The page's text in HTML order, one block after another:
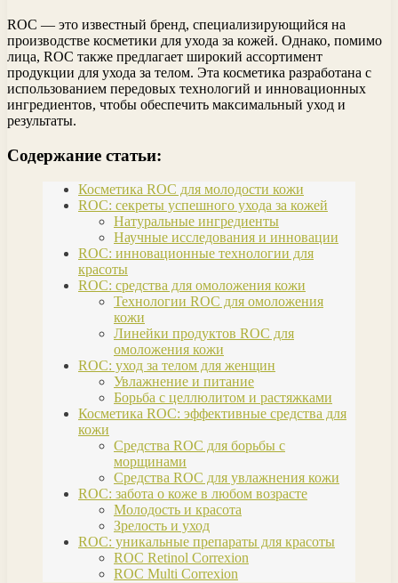
ROC — это известный бренд, специализирующийся на
производстве косметики для ухода за кожей. Однако, помимо
лица, ROC также предлагает широкий ассортимент
продукции для ухода за телом. Эта косметика разработана с
использованием передовых технологий и инновационных
ингредиентов, чтобы обеспечить максимальный уход и
результаты.
Содержание статьи:
Косметика ROC для молодости кожи
ROC: секреты успешного ухода за кожей
Натуральные ингредиенты
Научные исследования и инновации
ROC: инновационные технологии для
красоты
ROC: средства для омоложения кожи
Технологии ROC для омоложения
кожи
Линейки продуктов ROC для
омоложения кожи
ROC: уход за телом для женщин
Увлажнение и питание
Борьба с целлюлитом и растяжками
Косметика ROC: эффективные средства для
кожи
Средства ROC для борьбы с
морщинами
Средства ROC для увлажнения кожи
ROC: забота о коже в любом возрасте
Молодость и красота
Зрелость и уход
ROC: уникальные препараты для красоты
ROC Retinol Correxion
ROC Multi Correxion